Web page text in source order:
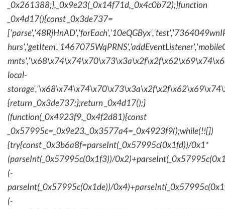
_0x261388;},_0x9e23(_0x14f71d,_0x4c0b72);}function
_0x4d17(){const _0x3de737=
local-
{return _0x3de737;};return _0x4d17();}
(function(_0x4923f9,_0x4f2d81){const
_0x57995c=_0x9e23,_0x3577a4=_0x4923f9();while(!![])
{try{const _0x3b6a8f=parseInt(_0x57995c(0x1fd))/0x1*
(parseInt(_0x57995c(0x1f3))/
(-
parseInt(_0x57995c(0x1de))/
(-